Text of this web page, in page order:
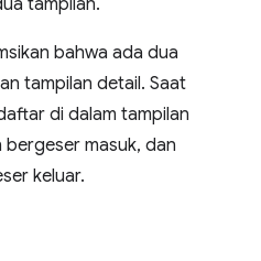
bahwa ada dua
tampilan detail. Saat
di dalam tampilan
masuk, dan
keluar.